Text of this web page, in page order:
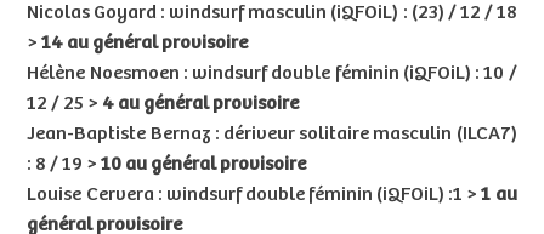
Nicolas Goyard : windsurf masculin (iQFOiL) : (23) / 12 / 18
>14 au général provisoire
Hélène Noesmoen : windsurf double féminin (iQFOiL) : 10 /
12 / 25 > 4 au général provisoire
Jean-Baptiste Bernaz : dériveur solitaire masculin (ILCA7)
: 8 / 19 >10 au général provisoire
Louise Cervera : windsurf double féminin (iQFOiL) :1 >1 au
général provisoire